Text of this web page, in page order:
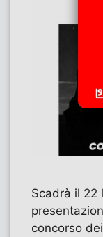
Scadrà il 22
concorso